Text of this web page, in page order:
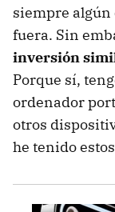
siempre algún
fuera. Sin
inversión
Porque sí,
ordenador
otros
he tenido